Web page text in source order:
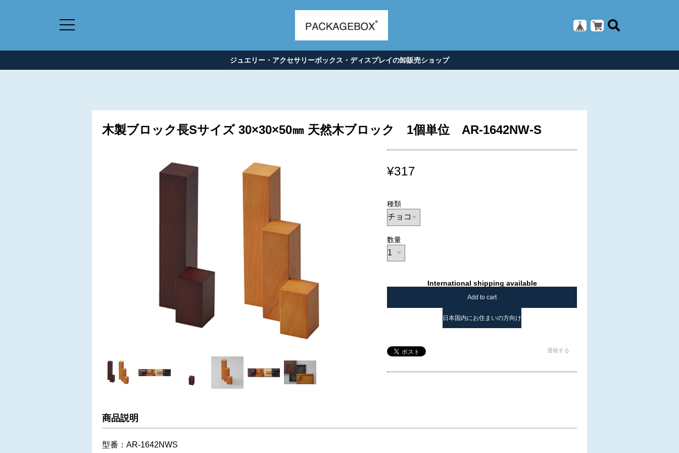
ジュエリー・アクセサリーボックス・ディスプレイの卸販売ショップ
木製ブロック長Sサイズ 30×30×50㎜ 天然木ブロック 1個単位 AR-1642NW-S
¥317
種類
数量
International shipping available
Add to cart
日本国内にお住まいの方向け
通報する
商品説明
型番：AR-1642NWS